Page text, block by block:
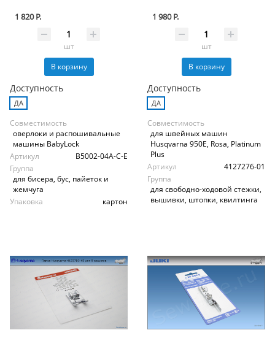
1 820 Р.
шт
В корзину
Доступность
ДА
Совместимость
оверлоки и распошивальные
машины BabyLock
Артикул
B5002-04A-C-E
Группа
для бисера, бус, пайеток и
жемчуга
Упаковка
картон
1 980 Р.
шт
В корзину
Доступность
ДА
Совместимость
для швейных машин
Husqvarna 950Е, Rosa, Platinum
Plus
Артикул
4127276-01
Группа
для свободно-ходовой стежки,
вышивки, штопки, квилтинга